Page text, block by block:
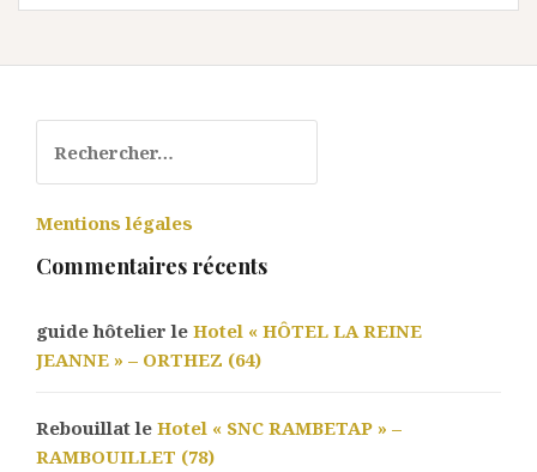
Mentions légales
Commentaires récents
guide hôtelier le Hotel « HÔTEL LA REINE
JEANNE » – ORTHEZ (64)
Rebouillat le Hotel « SNC RAMBETAP » –
RAMBOUILLET (78)